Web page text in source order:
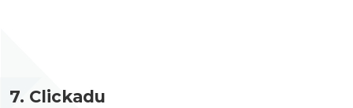
7. Clickadu